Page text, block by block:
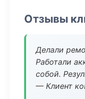
Отзывы
Делали
Работали
собой.
— Клиент